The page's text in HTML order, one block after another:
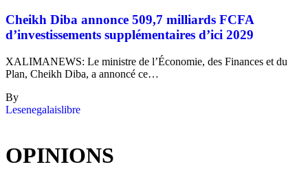
Cheikh Diba annonce 509,7 milliards FCFA
d’investissements supplémentaires d’ici 2029
XALIMANEWS: Le ministre de l’Économie, des Finances et du
Plan, Cheikh Diba, a annoncé ce…
By
Lesenegalaislibre
OPINIONS